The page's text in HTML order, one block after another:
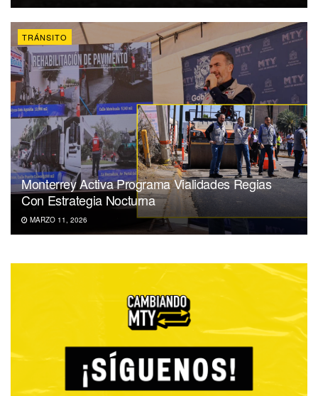
TRÁNSITO
Monterrey Activa Programa Vialidades Regias
Con Estrategia Nocturna
MARZO 11, 2026